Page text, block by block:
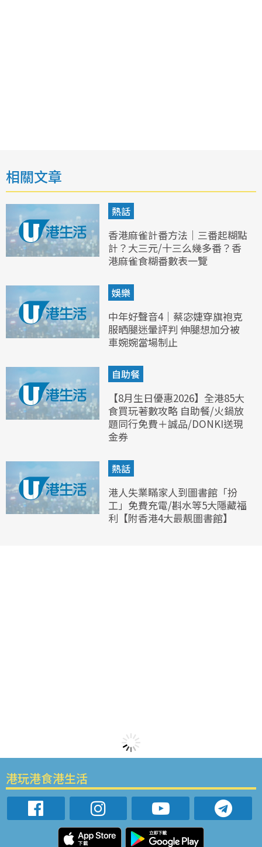
相關文章
熱話
香港麻雀計番方法｜三番起糊點
計？大三元/十三么幾多番？香
港麻雀食糊番數表一覽
娛樂
中年好聲音4｜蔡宓婕穿旗袍克
服晒腿迷暈評判 伸腿想加分被
車婉婉當場制止
自助餐
【8月生日優惠2026】全港85大
食買玩著數攻略 自助餐/火鍋放
題同行免費＋誠品/DONKI送現
金券
熱話
港人失業瞞家人到圖書館「扮
工」免費充電/斟水等5大隱藏福
利【附香港4大最靚圖書館】
港玩港食港生活